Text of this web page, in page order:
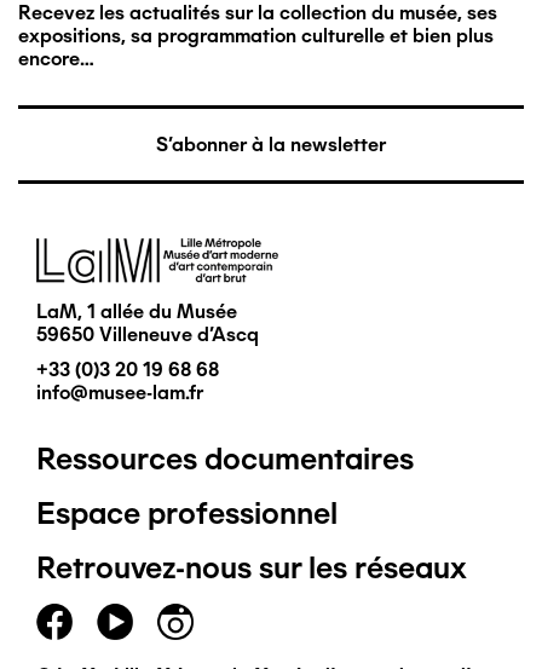
Recevez les actualités sur la collection du musée, ses
expositions, sa programmation culturelle et bien plus
encore…
S'abonner à la newsletter
Image
LaM, 1 allée du Musée
59650 Villeneuve d'Ascq
+33 (0)3 20 19 68 68
info@musee-lam.fr
Pied
de
page
principal
Ressources documentaires
Espace professionnel
Retrouvez-nous sur les réseaux